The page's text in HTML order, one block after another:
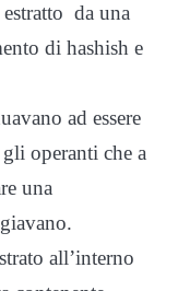
da una
di hashish e
ad essere
operanti che a
una
all’interno